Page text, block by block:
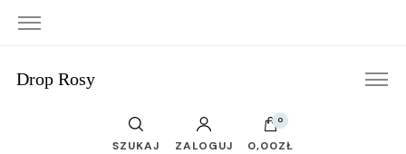
Drop Rosy
SZUKAJ ZALOGUJ
0
0,00ZŁ